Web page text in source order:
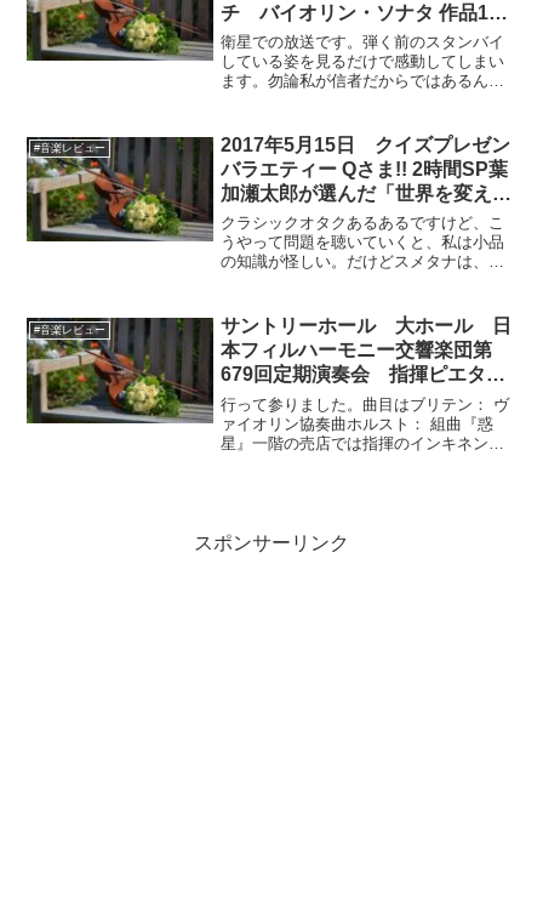
チ バイオリン・ソナタ 作品134
から 第1楽章, 第3楽章他
衛星での放送です。弾く前のスタンバイ
している姿を見るだけで感動してしまい
ます。勿論私が信者だからではあるんで
思うんですが、凄く良いと細かく言及す
る気が起きないんですよね...
#音楽レビュー
2017年5月15日 クイズプレゼン
バラエティー Qさま!! 2時間SP葉
加瀬太郎が選んだ「世界を変えた
音楽家ベスト10」その３
クラシックオタクあるあるですけど、こ
うやって問題を聴いていくと、私は小品
の知識が怪しい。だけどスメタナは、耳
#音楽レビュー
サントリーホール 大ホール 日
本フィルハーモニー交響楽団第
679回定期演奏会 指揮ピエタ
リ・インキネン ヴァイオリン：
庄司紗矢香 2016年4月22日
（金）その１
行って参りました。曲目はブリテン： ヴ
ァイオリン協奏曲ホルスト： 組曲『惑
星』一階の売店では指揮のインキネンの
スポンサーリンク